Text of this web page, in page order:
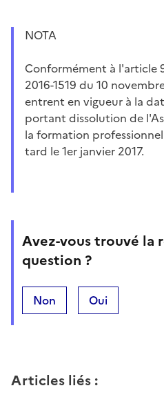
NOTA
Conformément à l'article
2016-1519 du 10
entrent en vigueur à la
portant dissolution de
la formation
tard le 1er janvier 2017.
Avez-vous trouvé la
question ?
Non Oui
Articles liés :